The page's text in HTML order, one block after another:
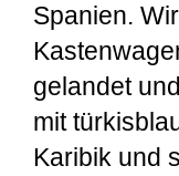
Spanien.
gelandet
mit
Karibik und